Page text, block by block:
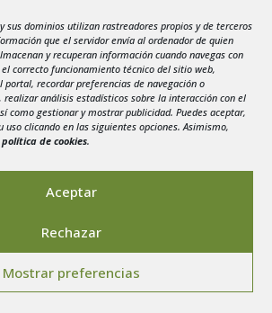
sus dominios utilizan rastreadores propios y de terceros
que el servidor envía al ordenador de quien
y recuperan información cuando navegas con
correcto funcionamiento técnico del sitio web,
portal, recordar preferencias de navegación o
análisis estadísticos sobre la interacción con el
como gestionar y mostrar publicidad. Puedes aceptar,
uso clicando en las siguientes opciones. Asimismo,
política de cookies.
Aceptar
Rechazar
Mostrar preferencias
5 6 7 8
9
12 13 14 15
16
19 20 21 22
23
26 27 28 29
30
Política de privacidad
Cookies